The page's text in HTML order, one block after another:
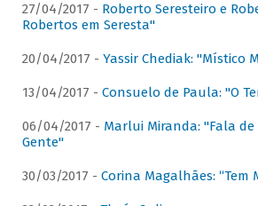
27/04/2017 - Roberto Seresteiro e
Robertos em Seresta"
20/04/2017 - Yassir Chediak: "Místico
13/04/2017 - Consuelo de Paula: "O
06/04/2017 - Marlui Miranda: "Fala de
Gente"
30/03/2017 - Corina Magalhães: “Tem